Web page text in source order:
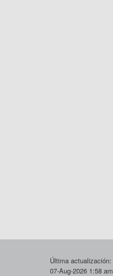
Última actualización:
07-Aug-2026 1:58 am